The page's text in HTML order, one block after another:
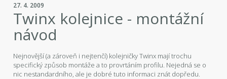
27. 4. 2009
Twinx kolejnice - montážní
návod
Nejnovější (a zároveň i nejtenčí) kolejničky Twinx mají trochu
specifický způsob montáže a to provrtáním profilu. Nejedná se o
nic nestandardního, ale je dobré tuto informaci znát dopředu.